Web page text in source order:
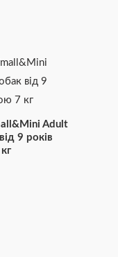
Adult
9 років